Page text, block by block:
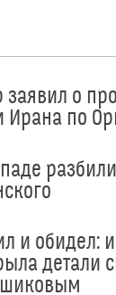
заявил о
Ирана по
и обидел:
детали